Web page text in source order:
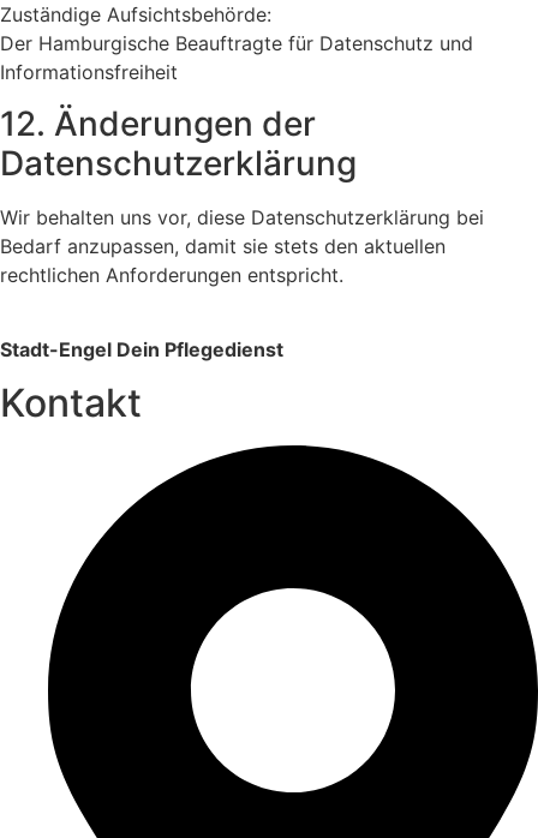
Zuständige Aufsichtsbehörde:
Der Hamburgische Beauftragte für Datenschutz und
Informationsfreiheit
12. Änderungen der
Datenschutzerklärung
Wir behalten uns vor, diese Datenschutzerklärung bei
Bedarf anzupassen, damit sie stets den aktuellen
rechtlichen Anforderungen entspricht.
Stadt-Engel Dein Pflegedienst
Kontakt